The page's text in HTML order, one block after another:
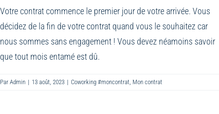
Votre contrat commence le premier jour de votre arrivée. Vous
décidez de la fin de votre contrat quand vous le souhaitez car
nous sommes sans engagement ! Vous devez néamoins savoir
que tout mois entamé est dû.
Par Admin | 13 août, 2023 | Coworking #moncontrat, Mon contrat